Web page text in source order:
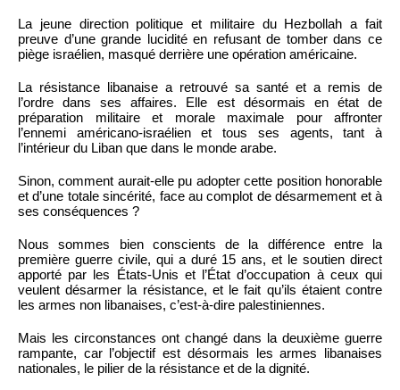
La jeune direction politique et militaire du Hezbollah a fait
preuve d’une grande lucidité en refusant de tomber dans ce
piège israélien, masqué derrière une opération américaine.
La résistance libanaise a retrouvé sa santé et a remis de
l’ordre dans ses affaires. Elle est désormais en état de
préparation militaire et morale maximale pour affronter
l’ennemi américano-israélien et tous ses agents, tant à
l’intérieur du Liban que dans le monde arabe.
Sinon, comment aurait-elle pu adopter cette position honorable
et d’une totale sincérité, face au complot de désarmement et à
ses conséquences ?
Nous sommes bien conscients de la différence entre la
première guerre civile, qui a duré 15 ans, et le soutien direct
apporté par les États-Unis et l’État d’occupation à ceux qui
veulent désarmer la résistance, et le fait qu’ils étaient contre
les armes non libanaises, c’est-à-dire palestiniennes.
Mais les circonstances ont changé dans la deuxième guerre
rampante, car l’objectif est désormais les armes libanaises
nationales, le pilier de la résistance et de la dignité.